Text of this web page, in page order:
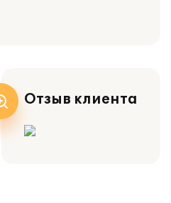
Отзыв клиента